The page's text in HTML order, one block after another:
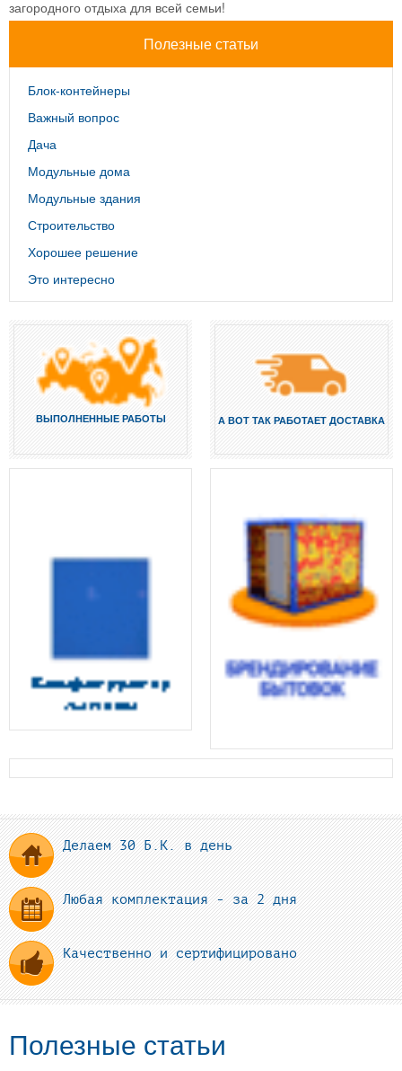
загородного отдыха для всей семьи!
Полезные статьи
Блок-контейнеры
Важный вопрос
Дача
Модульные дома
Модульные здания
Строительство
Хорошее решение
Это интересно
ВЫПОЛНЕННЫЕ РАБОТЫ А ВОТ ТАК РАБОТАЕТ ДОСТАВКА
Делаем 30 Б.К. в день
Любая комплектация - за 2 дня
Качественно и сертифицировано
Полезные статьи